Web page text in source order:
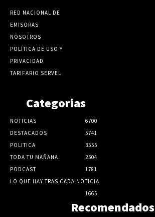
RED NACIONAL DE
EMISORAS
NOSOTROS
POLÍTICA DE USO Y
PRIVACIDAD
TARIFARIO SERVEL
Categorias
NOTICIAS
6700
DESTACADOS
5741
POLITICA
3555
TODA TU MAÑANA
2504
PODCAST
1781
LO QUE HAY TRAS CADA NOTICIA
1665
Recomendados